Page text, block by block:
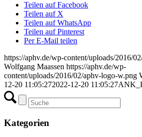
Teilen auf Facebook
Teilen auf X
Teilen auf WhatsApp
Teilen auf Pinterest
Per E-Mail teilen
https://aphv.de/wp-content/uploads/2016/
Wolfgang Maassen https://aphv.de/wp-
content/uploads/2016/02/aphv-logo-w.png
12-20 11:05:272022-12-20 11:05:27
Kategorien